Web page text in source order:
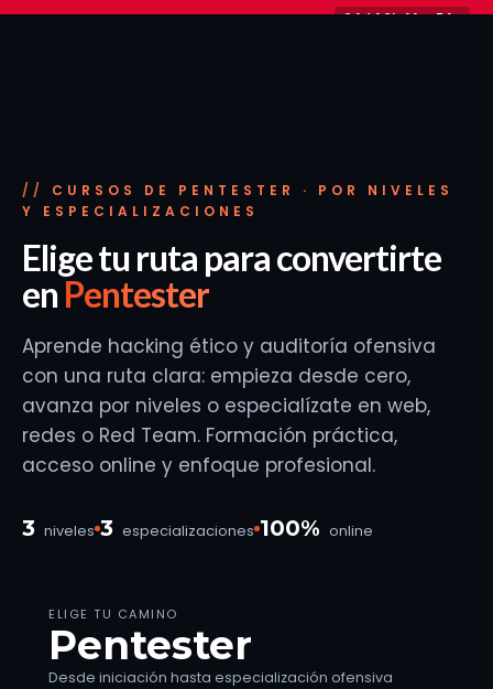
Ir
−30% en planes y packsSolo hasta el 31 de agosto 24d 19h 11m 53s
CURSOS DE PENTESTER · POR NIVELES
Y ESPECIALIZACIONES
Elige tu ruta para convertirte
en Pentester
Aprende hacking ético y auditoría ofensiva
con una ruta clara: empieza desde cero,
avanza por niveles o especialízate en web,
redes o Red Team. Formación práctica,
acceso online y enfoque profesional.
3 niveles 3 especializaciones 100% online
ELIGE TU CAMINO
Pentester
Desde iniciación hasta especialización ofensiva